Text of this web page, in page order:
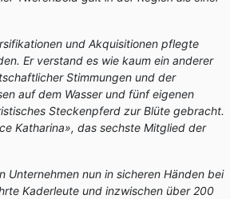
und Akquisitionen pflegte
Er verstand es wie kaum ein anderer
Stimmungen und der
auf dem Wasser und fünf eigenen
Steckenpferd zur Blüte gebracht.
Katharina», das sechste Mitglied der
Unternehmen nun in sicheren Händen bei
Kaderleute und inzwischen über 200